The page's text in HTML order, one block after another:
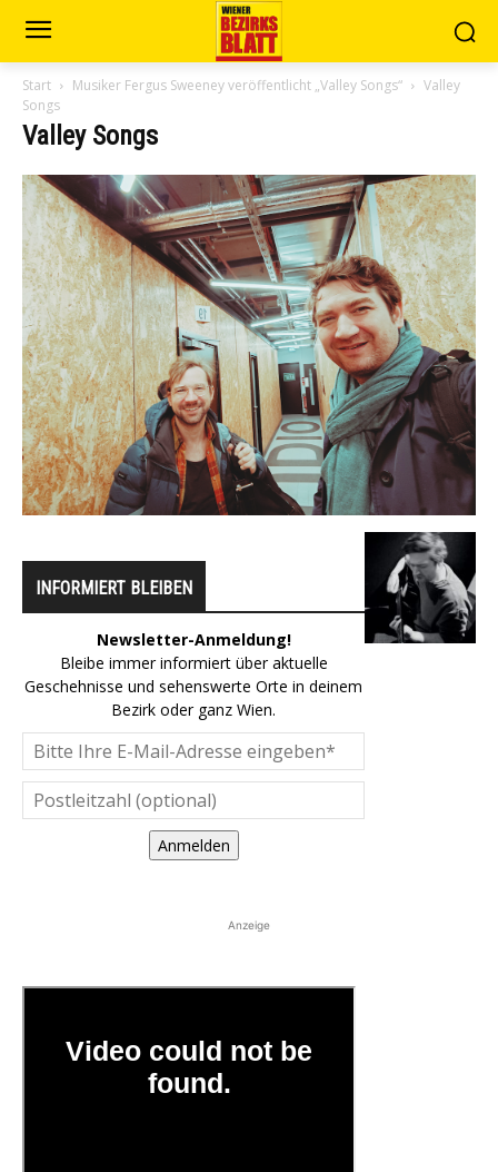
Start Musiker Fergus Sweeney veröffentlicht „Valley Songs“
Valley
Songs
Valley Songs
INFORMIERT BLEIBEN
Newsletter-Anmeldung!
Bleibe immer informiert über aktuelle
Geschehnisse und sehenswerte Orte in deinem
Bezirk oder ganz Wien.
Anmelden
Anzeige